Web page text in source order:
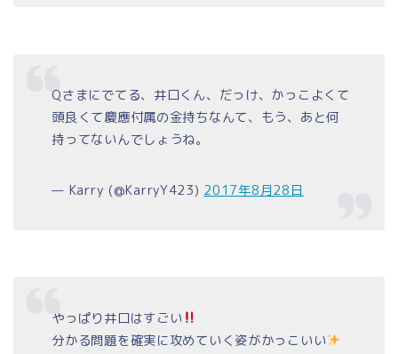
Qさまにでてる、井口くん、だっけ、かっこよくて
頭良くて慶應付属の金持ちなんて、もう、あと何
持ってないんでしょうね。
— Karry (@KarryY423) 2017年8月28日
やっぱり井口はすごい
分かる問題を確実に攻めていく姿がかっこいい